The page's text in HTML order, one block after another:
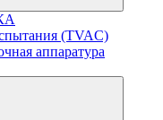
(TVAC)
аппаратура